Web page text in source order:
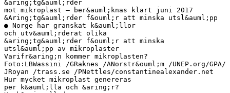
&aring;tg&auml;rder
mot mikroplast – ber&auml;knas klart juni 2017
&Aring;tg&auml;rder f&ouml;r att minska utsl&auml;pp
● Norge har granskat k&auml;llor
och utv&auml;rderat olika
&aring;tg&auml;rder f&ouml;r att minska
utsl&auml;pp av mikroplaster
Varifr&aring;n kommer mikroplasten?
Foto:LBWassini /GRaknes /ANorstr&ouml;m /UNEP.org/GPA/
JRoyan /trass.se /PNettles/constantinealexander.net
Hur mycket mikroplast genereras
per k&auml;lla och &aring;r?